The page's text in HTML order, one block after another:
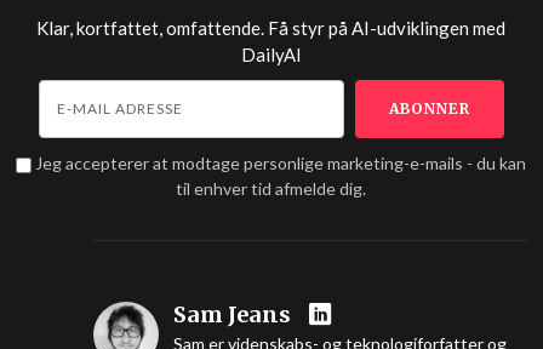
Klar, kortfattet, omfattende. Få styr på AI-udviklingen med
DailyAI
Jeg accepterer at modtage personlige marketing-e-mails - du kan
til enhver tid afmelde dig.
Sam Jeans
Sam er videnskabs- og teknologiforfatter og